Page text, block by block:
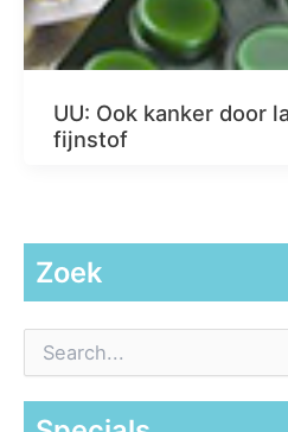
UU: Ook kanker door
fijnstof
Zoek